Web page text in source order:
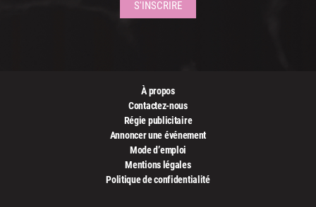
À propos
Contactez-nous
Régie publicitaire
Annoncer une événement
Mode d’emploi
Mentions légales
Politique de confidentialité